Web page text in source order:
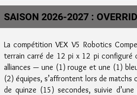
SAISON 2026-2027 :
La compétition VEX V5 Robotics
terrain carré de 12 pi x 12 pi configuré
alliances — une (1) rouge et une (1)
(2) équipes, s’affrontent lors de matchs
de quinze (15) secondes, suivie